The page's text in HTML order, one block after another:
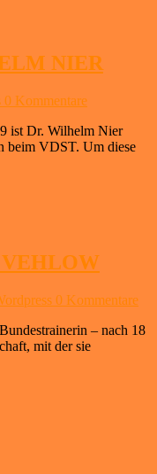
NIER
0 Kommentare
ist Dr. Wilhelm Nier
beim VDST. Um diese
0 Kommentare
– nach 18
mit der sie